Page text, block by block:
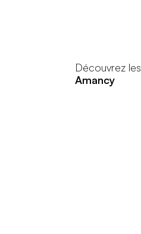
Découvrez les
Amancy